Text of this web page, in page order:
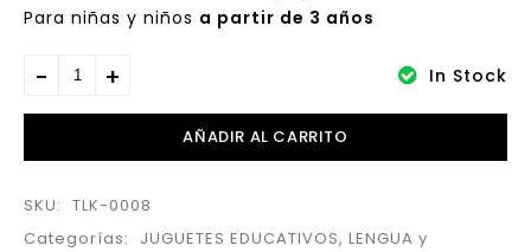
Para niñas y niños a partir de 3 años
In Stock
AÑADIR AL CARRITO
SKU: TLK-0008
Categorías:
JUGUETES EDUCATIVOS, LENGUA y